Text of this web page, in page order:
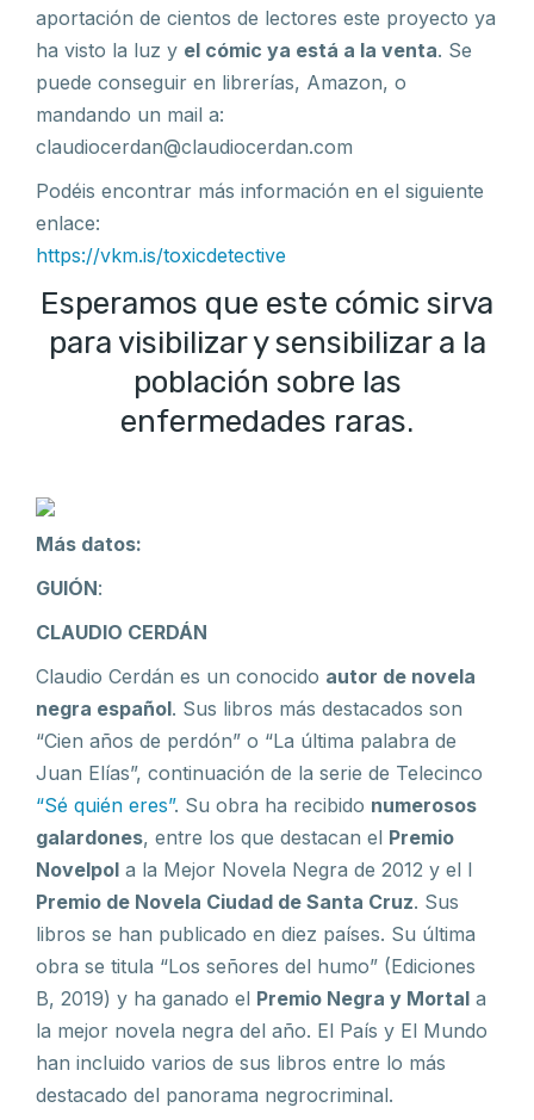
aportación de cientos de lectores este proyecto ya
ha visto la luz y el cómic ya está a la venta. Se
puede conseguir en librerías, Amazon, o
mandando un mail a:
claudiocerdan@claudiocerdan.com
Podéis encontrar más información en el siguiente
enlace:
https://vkm.is/toxicdetective
Esperamos que este cómic sirva
para visibilizar y sensibilizar a la
población sobre las
enfermedades raras.
Más datos:
GUIÓN:
CLAUDIO CERDÁN
Claudio Cerdán es un conocido autor de novela
negra español. Sus libros más destacados son
“Cien años de perdón” o “La última palabra de
Juan Elías”, continuación de la serie de Telecinco
“Sé quién eres”. Su obra ha recibido numerosos
galardones, entre los que destacan el Premio
Novelpol a la Mejor Novela Negra de 2012 y el I
Premio de Novela Ciudad de Santa Cruz. Sus
libros se han publicado en diez países. Su última
obra se titula “Los señores del humo” (Ediciones
B, 2019) y ha ganado el Premio Negra y Mortal a
la mejor novela negra del año. El País y El Mundo
han incluido varios de sus libros entre lo más
destacado del panorama negrocriminal.